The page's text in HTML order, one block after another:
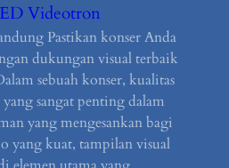
Videotron
Pastikan konser Anda
dukungan visual terbaik
sebuah konser, kualitas
sangat penting dalam
yang mengesankan bagi
yang kuat, tampilan visual